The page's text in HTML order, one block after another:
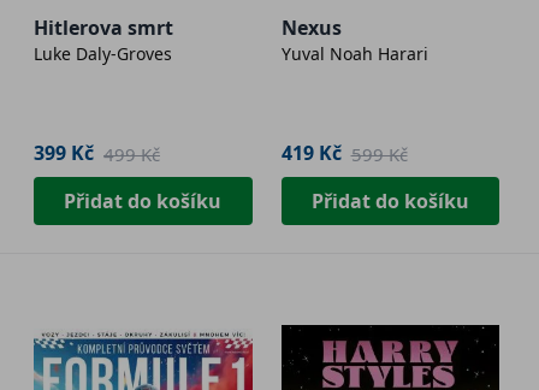
Hitlerova smrt
Luke Daly-Groves
399 Kč 499 Kč
Přidat do košíku
Nexus
Yuval Noah Harari
419 Kč 599 Kč
Přidat do košíku